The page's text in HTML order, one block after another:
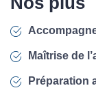
Maîtrise de
Préparation